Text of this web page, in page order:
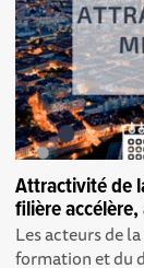
Attractivité de
filière
Les acteurs de
formation et du